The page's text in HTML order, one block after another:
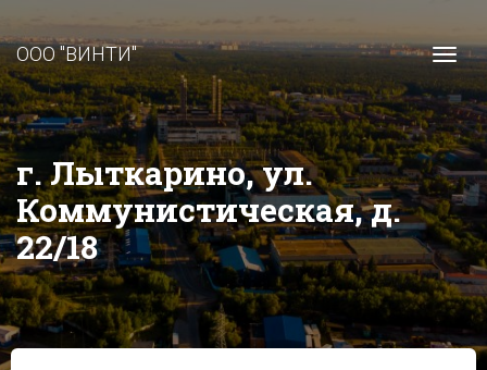
ООО "ВИНТИ"
г. Лыткарино, ул.
Коммунистическая, д.
22/18